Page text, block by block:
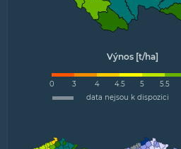
Výnos [t/ha]
0 3 4 4.5 5 5.5
data nejsou k dispozici